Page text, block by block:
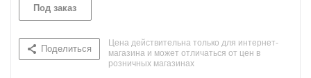
Под заказ
Поделиться
Цена действительна только для интернет-
магазина и может отличаться от цен в
розничных магазинах